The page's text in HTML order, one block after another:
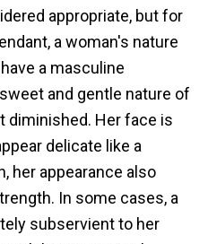
appropriate, but for
a woman's nature
a masculine
and gentle nature of
diminished. Her face is
delicate like a
her appearance also
In some cases, a
subservient to her